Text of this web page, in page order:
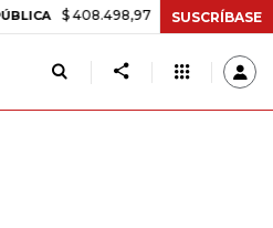
$ 408.498,97 +$ 8.753,81 +2,19%
SUSCRÍBASE